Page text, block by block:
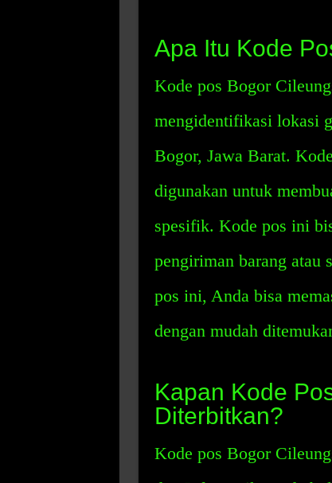
Apa Itu Kode
Kode pos Bogor
mengidentifikasi lokasi
Bogor, Jawa Barat.
digunakan untuk
spesifik. Kode pos ini
pengiriman barang atau
pos ini, Anda bisa
dengan mudah
Kapan Kode
Diterbitkan?
Kode pos Bogor